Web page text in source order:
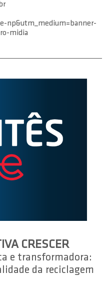
np&utm_medium=banner-
midia
CRESCER
e transformadora:
da reciclagem